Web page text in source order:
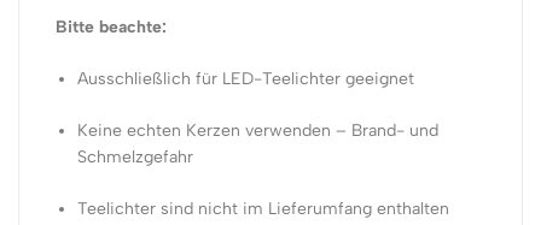
Bitte beachte:
Ausschließlich für LED-Teelichter geeignet
Keine echten Kerzen verwenden – Brand- und
Schmelzgefahr
Teelichter sind nicht im Lieferumfang enthalten